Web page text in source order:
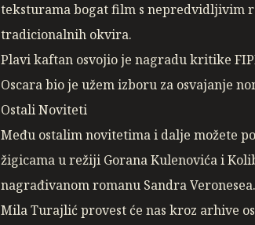
teksturama bogat film s nepredvidljivim
tradicionalnih okvira.
Plavi kaftan osvojio je nagradu kritike
Oscara bio je užem izboru za osvajanje
Ostali Noviteti
Među ostalim novitetima i dalje možete
žigicama u režiji Gorana Kulenovića i
nagrađivanom romanu Sandra Veronesea.
Mila Turajlić provest će nas kroz arhive